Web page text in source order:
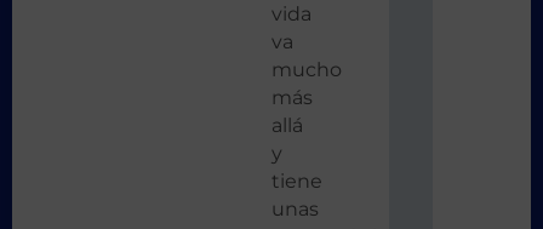
vida
va
mucho
más
allá
y
tiene
unas